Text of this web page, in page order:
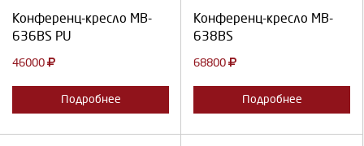
Конференц-кресло MB-
636BS PU
46000
Подробнее
Конференц-кресло MB-
638BS
68800
Подробнее